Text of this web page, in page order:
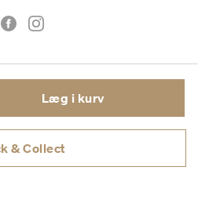
Læg i kurv
& Collect
26573394